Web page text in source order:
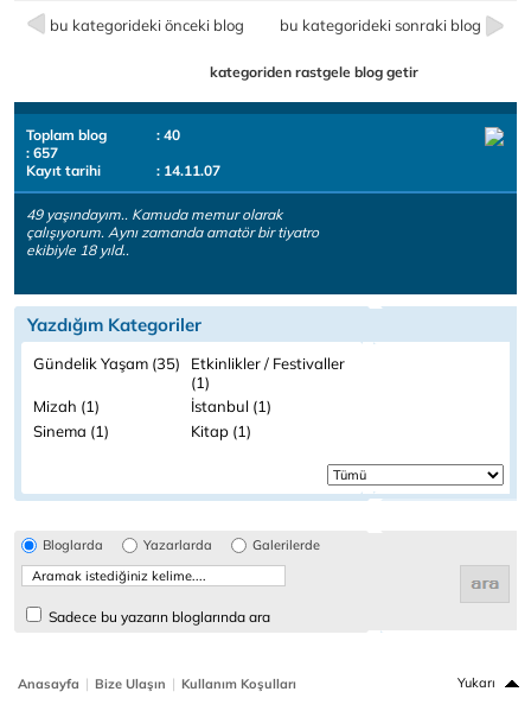
bu kategorideki önceki blog bu kategorideki sonraki blog
kategoriden rastgele blog getir
Toplam blog
: 40
: 657
Kayıt tarihi
: 14.11.07
49 yaşındayım.. Kamuda memur olarak
çalışıyorum. Aynı zamanda amatör bir tiyatro
ekibiyle 18 yıld..
Yazdığım Kategoriler
Gündelik Yaşam (35) Etkinlikler / Festivaller
(1)
Mizah (1)
İstanbul (1)
Sinema (1)
Kitap (1)
Bloglarda Yazarlarda Galerilerde
Sadece bu yazarın bloglarında ara
Anasayfa | Bize Ulaşın | Kullanım Koşulları Yukarı